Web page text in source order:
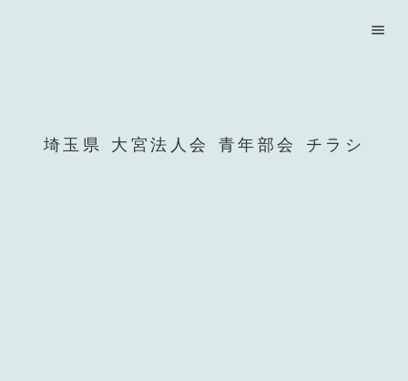
menu
埼玉県 大宮法人会 青年部会 チラシ